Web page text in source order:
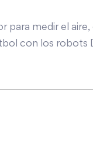
para medir el aire,
con los robots